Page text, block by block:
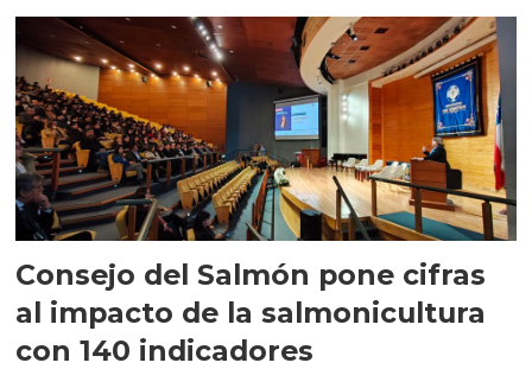
Consejo del Salmón pone cifras
al impacto de la salmonicultura
con 140 indicadores